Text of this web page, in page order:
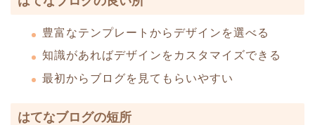
豊富なテンプレートからデザインを選べる
知識があればデザインをカスタマイズできる
最初からブログを見てもらいやすい
はてなブログの短所